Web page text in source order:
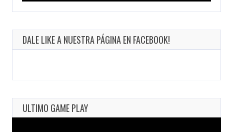
DALE LIKE A NUESTRA PÁGINA EN FACEBOOK!
ULTIMO GAME PLAY